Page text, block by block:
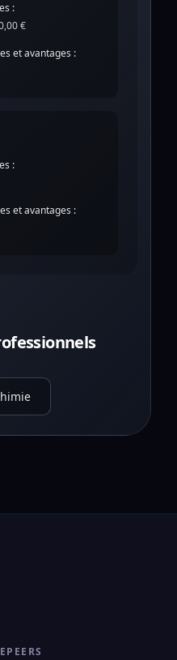
:
€
et avantages :
:
et avantages :